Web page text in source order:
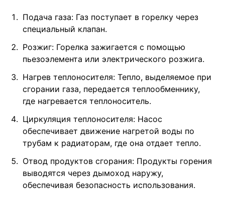
Подача газа: Газ поступает в горелку через
специальный клапан.
Розжиг: Горелка зажигается с помощью
пьезоэлемента или электрического розжига.
Нагрев теплоносителя: Тепло, выделяемое при
сгорании газа, передается теплообменнику,
где нагревается теплоноситель.
Циркуляция теплоносителя: Насос
обеспечивает движение нагретой воды по
трубам к радиаторам, где она отдает тепло.
Отвод продуктов сгорания: Продукты горения
выводятся через дымоход наружу,
обеспечивая безопасность использования.